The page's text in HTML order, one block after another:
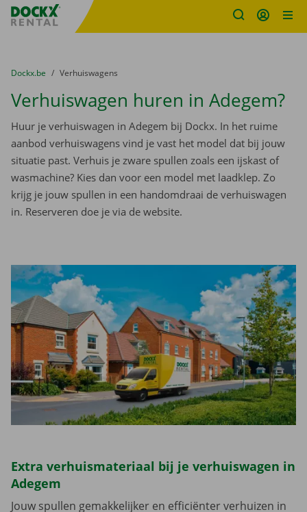
Fratello DEMO
U bevindt zich hier:
van
Dockx.be naar
Verhuiswagens
Verhuiswagen huren in Adegem?
Huur je verhuiswagen in Adegem bij Dockx. In het ruime
aanbod verhuiswagens vind je vast het model dat bij jouw
situatie past. Verhuis je zware spullen zoals een ijskast of
wasmachine? Kies dan voor een model met laadklep. Zo
krijg je jouw spullen in een handomdraai de verhuiswagen
in. Reserveren doe je via de website.
Extra verhuismateriaal bij je verhuiswagen in
Adegem
Jouw spullen gemakkelijker en efficiënter verhuizen in